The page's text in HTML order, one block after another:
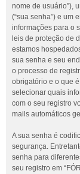
nome de usuário”),
(“sua senha”) e um
informações para o
leis de proteção de
estamos
sua senha e seu
o processo de
obrigatório e o que
selecionar quais
com o seu registro
mails automáticos
A sua senha é
segurança.
senha para
seu registro em